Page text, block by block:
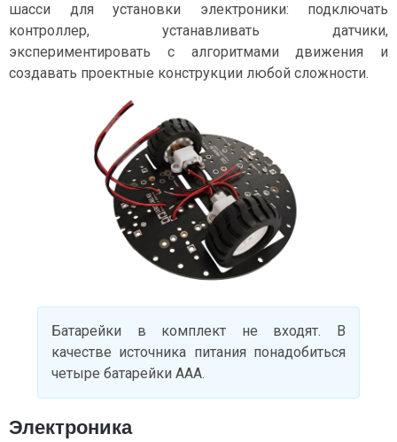
шасси для установки электроники: подключать
контроллер, устанавливать датчики,
экспериментировать с алгоритмами движения и
создавать проектные конструкции любой сложности.
Батарейки в комплект не входят. В
качестве источника питания понадобиться
четыре батарейки AAA.
Электроника